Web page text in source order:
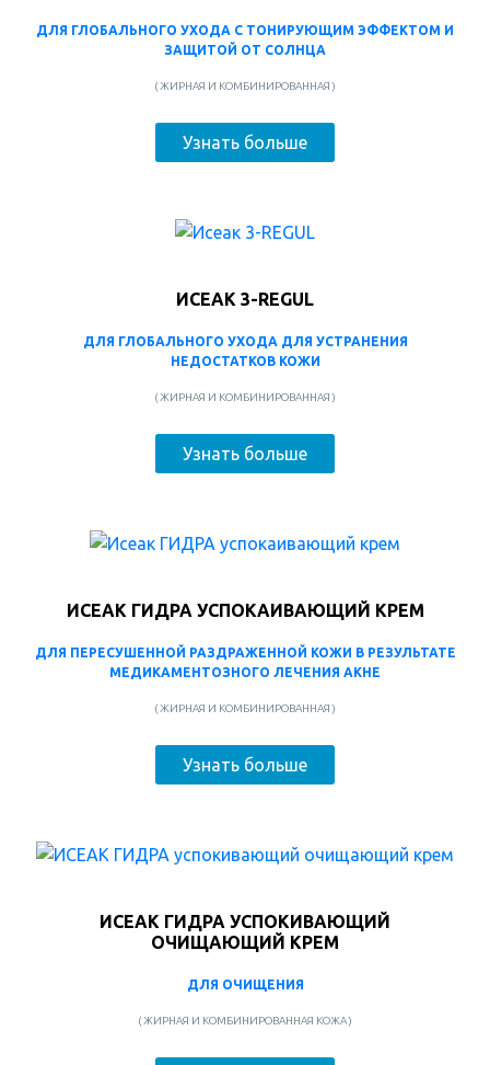
ДЛЯ ГЛОБАЛЬНОГО УХОДА С ТОНИРУЮЩИМ ЭФФЕКТОМ И
ЗАЩИТОЙ ОТ СОЛНЦА
( ЖИРНАЯ И КОМБИНИРОВАННАЯ )
Узнать больше
ИСЕАК 3-REGUL
ДЛЯ ГЛОБАЛЬНОГО УХОДА ДЛЯ УСТРАНЕНИЯ
НЕДОСТАТКОВ КОЖИ
( ЖИРНАЯ И КОМБИНИРОВАННАЯ )
Узнать больше
ИСЕАК ГИДРА УСПОКАИВАЮЩИЙ КРЕМ
ДЛЯ ПЕРЕСУШЕННОЙ РАЗДРАЖЕННОЙ КОЖИ В РЕЗУЛЬТАТЕ
МЕДИКАМЕНТОЗНОГО ЛЕЧЕНИЯ АКНЕ
( ЖИРНАЯ И КОМБИНИРОВАННАЯ )
Узнать больше
ИСЕАК ГИДРА УСПОКИВАЮЩИЙ
ОЧИЩАЮЩИЙ КРЕМ
ДЛЯ ОЧИЩЕНИЯ
( ЖИРНАЯ И КОМБИНИРОВАННАЯ КОЖА )